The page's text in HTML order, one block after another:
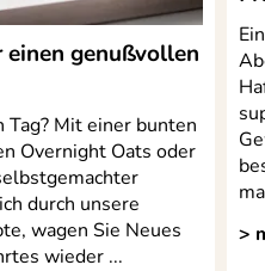
einen genußvollen
Mit einer bunten
Overnight Oats oder
durch unsere
wagen Sie Neues
wieder ...
>